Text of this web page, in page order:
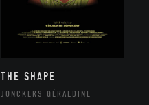
THE SHAPE
JONCKERS GÉRALDINE